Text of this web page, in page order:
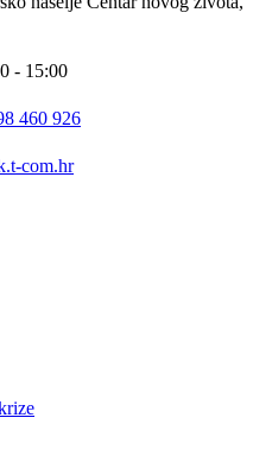
- 15:00
460 926
com.hr